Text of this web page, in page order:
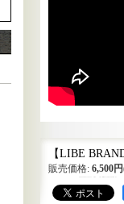
【LIBE
販売価格: 6,500円